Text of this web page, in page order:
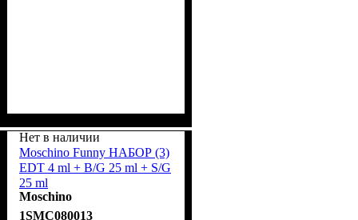
Нет в наличии
Moschino Funny НАБОР (3)
EDT 4 ml + B/G 25 ml + S/G
25 ml
Moschino
1SMC080013